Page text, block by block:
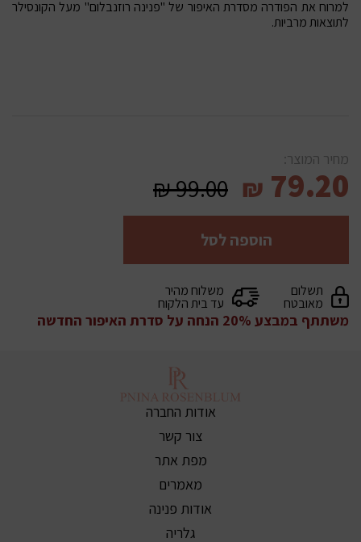
למרוח את הפודרה מסדרת האיפור של "פנינה רוזנבלום" מעל הקונסילר
לתוצאות מרביות.
מחיר המוצר:
79.20
₪
99.00
₪
הוספה לסל
תשלום
מאובטח
משלוח מהיר
עד בית הלקוח
משתתף במבצע 20% הנחה על סדרת האיפור החדשה
אודות החברה
צור קשר
מפת אתר
מאמרים
אודות פנינה
גלריה